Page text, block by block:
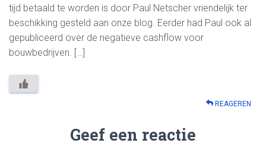
tijd betaald te worden is door Paul Netscher vriendelijk ter
beschikking gesteld aan onze blog. Eerder had Paul ook al
gepubliceerd over de negatieve cashflow voor
bouwbedrijven. […]
REAGEREN
Geef een reactie